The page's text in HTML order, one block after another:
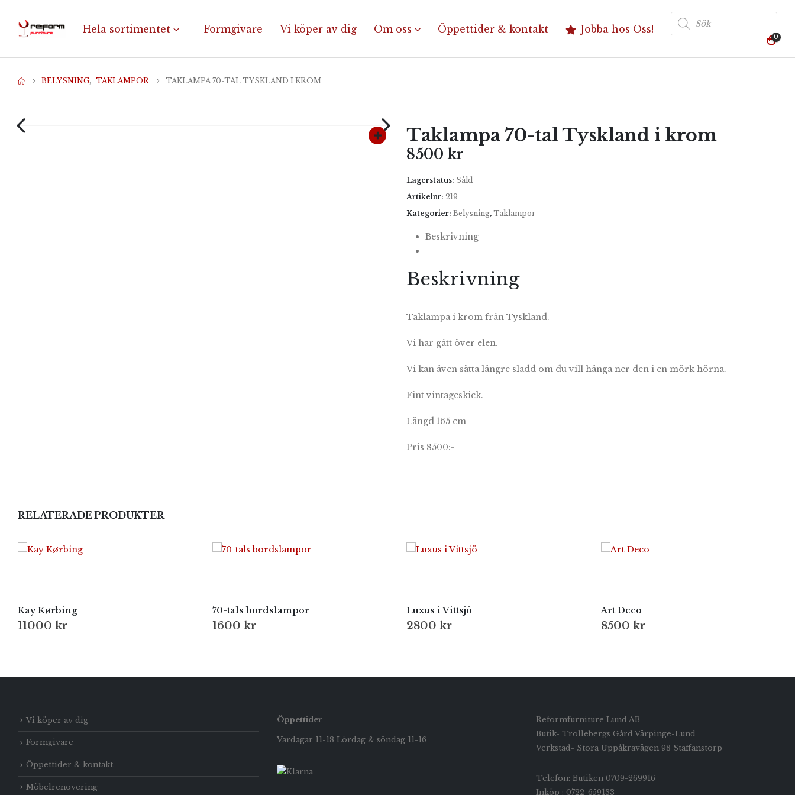
Hela sortimentet Formgivare Vi köper av dig Om oss Öppettider & kontakt Jobba hos Oss!
Produktsökning
0
BELYSNING, TAKLAMPOR TAKLAMPA 70-TAL TYSKLAND I KROM
Taklampa 70-tal Tyskland i krom
8500 kr
Lagerstatus: Såld
Artikelnr: 219
Kategorier: Belysning, Taklampor
Beskrivning
Beskrivning
Taklampa i krom från Tyskland.
Vi har gått över elen.
Vi kan även sätta längre sladd om du vill hänga ner den i en mörk hörna.
Fint vintageskick.
Längd 165 cm
Pris 8500:-
RELATERADE PRODUKTER
Kay Kørbing
11000 kr
70-tals bordslampor
1600 kr
Luxus i Vittsjö
2800 kr
Art Deco
8500 kr
Vi köper av dig
Formgivare
Öppettider & kontakt
Möbelrenovering
Öppettider
Vardagar 11-18 Lördag & söndag 11-16
Reformfurniture Lund AB
Butik- Trollebergs Gård Värpinge-Lund
Verkstad- Stora Uppåkravägen 98 Staffanstorp
Telefon: Butiken 0709-269916
Inköp : 0722-659133